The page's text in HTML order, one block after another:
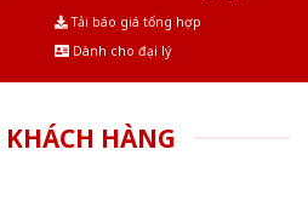
Tải báo giá tổng hợp
Dành cho đại lý
HÀNG